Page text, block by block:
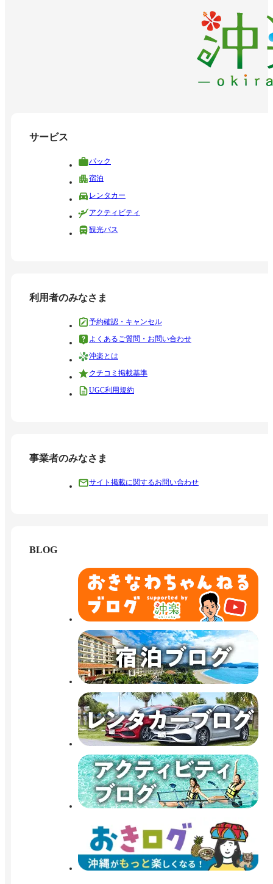
サービス
パック
宿泊
レンタカー
アクティビティ
観光バス
利用者のみなさま
予約確認・キャンセル
よくあるご質問・お問い合わせ
沖楽とは
クチコミ掲載基準
UGC利用規約
事業者のみなさま
サイト掲載に関するお問い合わせ
BLOG